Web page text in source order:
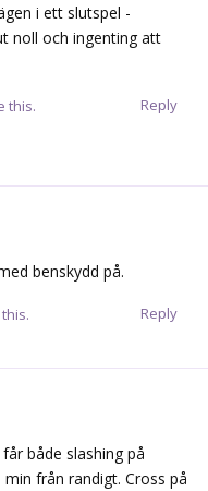
i ett slutspel -
noll och ingenting att
Reply
this.
benskydd på.
Reply
både slashing på
från randigt. Cross på